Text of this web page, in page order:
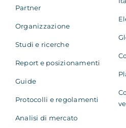
Partner
Organizzazione
Studi e ricerche
Report e posizionamenti
Guide
Protocolli e regolamenti
Analisi di mercato